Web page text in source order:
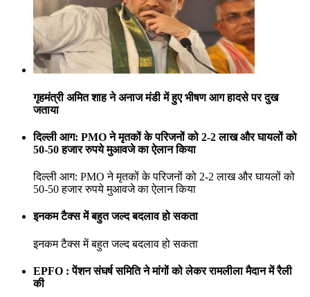
गृहमंत्री अमित शाह ने अनाज मंडी में हुए भीषण आग हादसे पर दुख
जताया
दिल्ली आग: PMO ने मृतकों के परिजनों को 2-2 लाख और घायलों को
50-50 हजार रुपये मुआवजे का ऐलान किया
दिल्ली आग: PMO ने मृतकों के परिजनों को 2-2 लाख और घायलों को
50-50 हजार रुपये मुआवजे का ऐलान किया
इनकम टैक्स में बहुत जल्द बदलाव हो सकता
इनकम टैक्स में बहुत जल्द बदलाव हो सकता
EPFO : पेंशन संघर्ष समिति ने मांगों को लेकर रामलीला मैदान में रैली
की